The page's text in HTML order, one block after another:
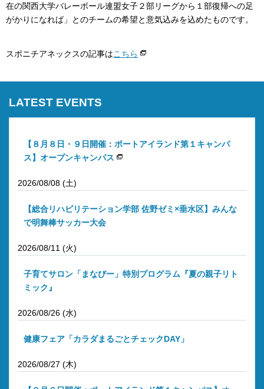
在の関西大学バレーボール連盟女子２部リーグから１部復帰への足
がかりになれば」とのチームの希望と意気込みを込めたものです。
スポニチアネックスの記事はこちら
LATEST EVENTS
【８月８日・９日開催：ポートアイランド第１キャンパ
ス】オープンキャンパス
2026/08/08 (土)
【総合リハビリテーション学部 佐野ゼミ×垂水区】みんな
で明舞棒サッカー大会
2026/08/11 (火)
子育てサロン「まなびー」特別プログラム『夏の親子リト
ミック』
2026/08/26 (水)
健康フェア「カラダまるごとチェックDAY」
2026/08/27 (木)